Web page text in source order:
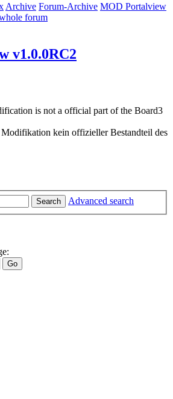
Archive Forum-Archive MOD Portalview
forum
v1.0.0RC2
is not a official part of the Board3
Modifikation kein offizieller Bestandteil des
Search
Advanced search